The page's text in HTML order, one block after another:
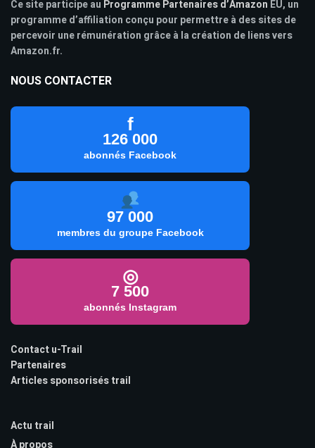
Ce site participe au Programme Partenaires d’Amazon EU, un
programme d’affiliation conçu pour permettre à des sites de
percevoir une rémunération grâce à la création de liens vers
Amazon.fr.
NOUS CONTACTER
f
126 000
abonnés Facebook
97 000
membres du groupe Facebook
◎
7 500
abonnés Instagram
Contact u-Trail
Partenaires
Articles sponsorisés trail
Actu trail
À propos